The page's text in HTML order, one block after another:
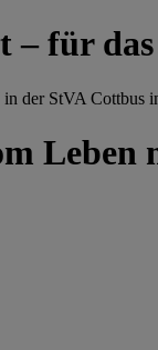
– für
in der StVA Cottbus
Leben